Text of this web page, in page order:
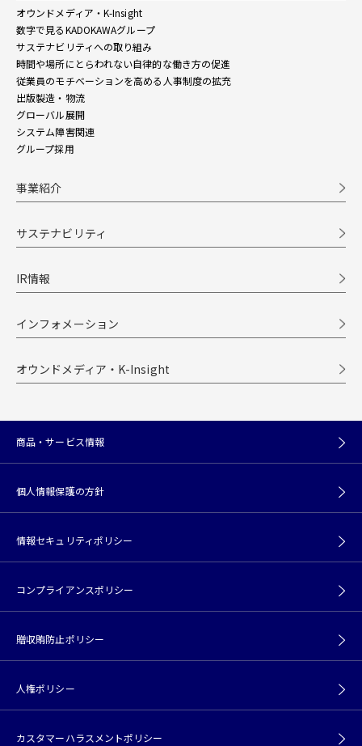
オウンドメディア・K-Insight
数字で見るKADOKAWAグループ
サステナビリティへの取り組み
時間や場所にとらわれない自律的な働き方の促進
従業員のモチベーションを高める人事制度の拡充
出版製造・物流
グローバル展開
システム障害関連
グループ採用
事業紹介
サステナビリティ
IR情報
インフォメーション
オウンドメディア・K-Insight
商品・サービス情報
個人情報保護の方針
情報セキュリティポリシー
コンプライアンスポリシー
贈収賄防止ポリシー
人権ポリシー
カスタマーハラスメントポリシー